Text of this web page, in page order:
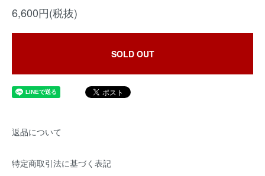
6,600円(税抜)
SOLD OUT
返品について
特定商取引法に基づく表記